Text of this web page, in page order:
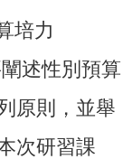
培力
述性別預算
原則，並舉
次研習課